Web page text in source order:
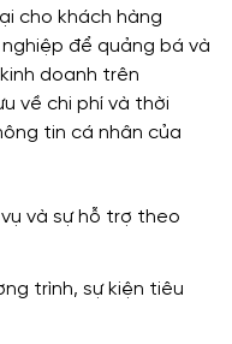
cho khách hàng
để quảng bá và
doanh trên
về chi phí và thời
tin cá nhân của
và sự hỗ trợ theo
trình, sự kiện tiêu